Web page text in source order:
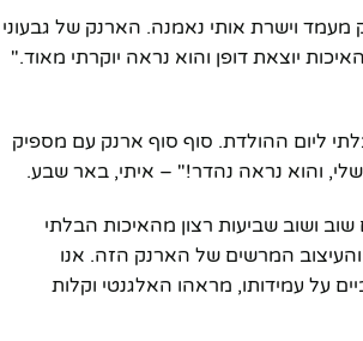
מעמד וישרת אותי נאמנה. הארנק של גבעוני
יוצאת דופן והוא נראה יוקרתי מאוד."
ליום ההולדת. סוף סוף ארנק עם מספיק
והוא נראה נהדר!" – איתי, באר שבע.
שוב ושוב שביעות רצון מהאיכות הבלתי
המרשים של הארנק הזה. אנו
על עמידותו, מראהו האלגנטי וקלות